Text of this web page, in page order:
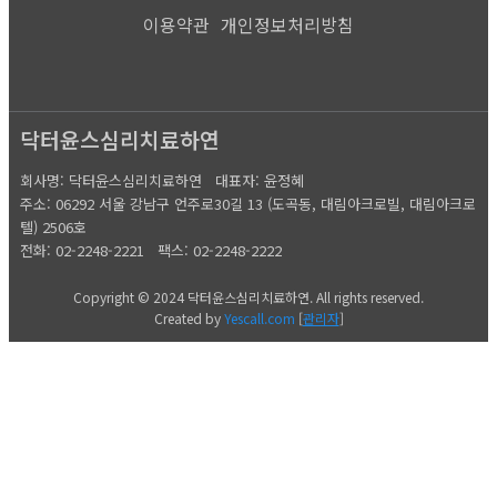
이용약관 개인정보처리방침
닥터윤스심리치료하연
회사명: 닥터윤스심리치료하연 대표자: 윤정혜
주소: 06292 서울 강남구 언주로30길 13 (도곡동, 대림아크로빌, 대림아크로
텔) 2506호
전화: 02-2248-2221
팩스: 02-2248-2222
Copyright © 2024 닥터윤스심리치료하연. All rights reserved.
Created byYescall.com [관리자]